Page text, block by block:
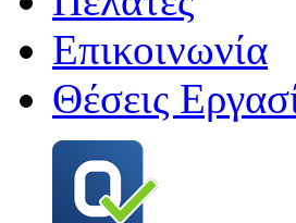
Επικοινωνία
Θέσεις